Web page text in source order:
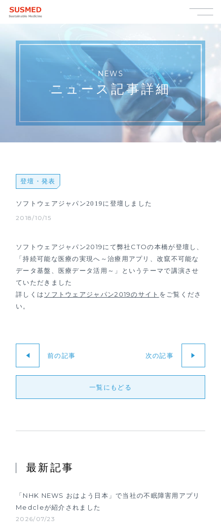
NEWS
ニュース記事詳細
登壇・発表
ソフトウェアジャパン2019に登壇しました
2018/10/15
ソフトウェアジャパン2019にて弊社CTOの本橋が登壇し、
「持続可能な医療の実現へ～治療用アプリ、改竄不可能な
データ基盤、医療データ活用～」というテーマで講演させ
ていただきました
詳しくは ソフトウェアジャパン2019のサイト をご覧くださ
い。
前の記事
一覧にもどる
次の記事
最新記事
2026/07/23
「NHK NEWS おはよう日本」で当社の不眠障害用アプリ
Medcleが紹介されました